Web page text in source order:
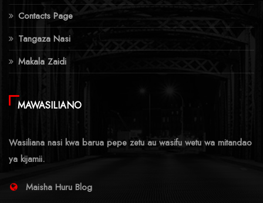
Contacts Page
Tangaza Nasi
Makala Zaidi
MAWASILIANO
Wasiliana nasi kwa barua pepe zetu au wasifu wetu wa mitandao
ya kijamii.
Maisha Huru Blog